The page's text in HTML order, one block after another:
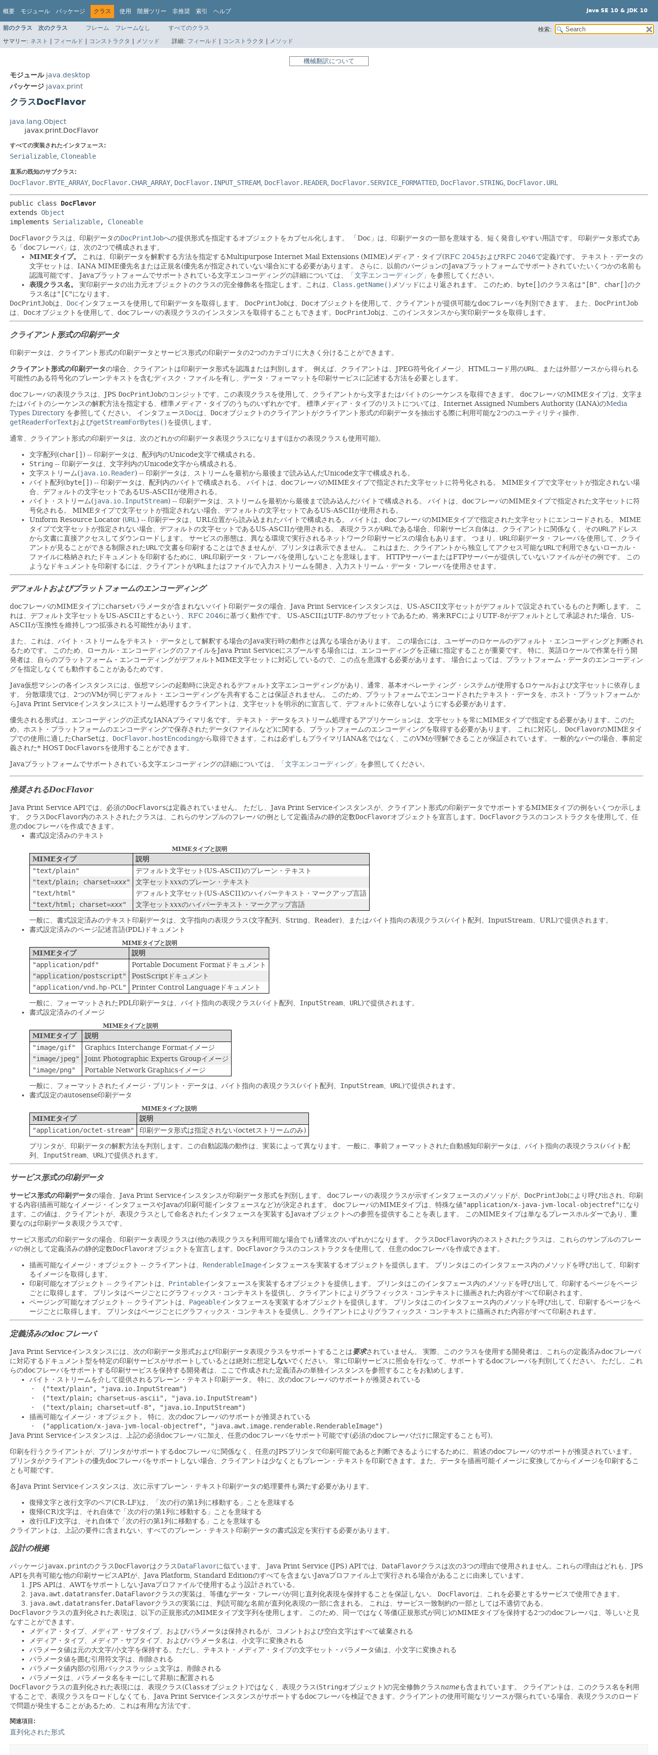
概要 モジュール パッケージ クラス 使用 階層ツリー 非推奨 索引 ヘルプ Java SE 10 & JDK 10
前のクラス 次のクラス フレーム フレームなし すべてのクラス
検索:
サマリー: ネスト | フィールド | コンストラクタ | メソッド 詳細: フィールド | コンストラクタ | メソッド
機械翻訳について
モジュール java.desktop
パッケージ javax.print
クラスDocFlavor
java.lang.Object
javax.print.DocFlavor
すべての実装されたインタフェース:
Serializable Cloneable
直系の既知のサブクラス:
DocFlavor.BYTE_ARRAY DocFlavor.CHAR_ARRAY DocFlavor.INPUT_STREAM DocFlavor.READER DocFlavor.SERVICE_FORMATTED DocFlavor.STRING DocFlavor.URL
public class DocFlavor
extends Object
implements Serializable, Cloneable
DocFlavorクラスは、印刷データのDocPrintJobへの提供形式を指定するオブジェクトをカプセル化します。 「Doc」は、印刷データの一部を意味する、短く発音しやすい用語です。
印刷データ形式であ
る「docフレーバ」は、次の2つで構成されます。
MIMEタイプ。
これは、印刷データを解釈する方法を指定するMultipurpose Internet Mail Extensions (MIME)メディア・タイプ(RFC 2045およびRFC 2046で定義)です。
テキスト・データの
文字セットは、IANA MIME優先名または正規名(優先名が指定されていない場合)にする必要があります。
さらに、以前のバージョンのJavaプラットフォームでサポートされていたいくつかの名前も
認識可能です。
Javaプラットフォームでサポートされている文字エンコーディングの詳細については、 「文字エンコーディング」 を参照してください。
表現クラス名。
実印刷データの出力元オブジェクトのクラスの完全修飾名を指定します。これは、 Class.getName() メソッドにより返されます。 このため、 byte[] のクラス名は"[B" char[] のク
ラス名は"[C"になります。
DocPrintJobは、 Docインタフェースを使用して印刷データを取得します。 DocPrintJobは、 Docオブジェクトを使用して、クライアントが提供可能なdocフレーバを判別できます。 また、 DocPrintJob
は、 Docオブジェクトを使用して、docフレーバの表現クラスのインスタンスを取得することもできます。 DocPrintJobは、このインスタンスから実印刷データを取得します。
クライアント形式の印刷データ
印刷データは、クライアント形式の印刷データとサービス形式の印刷データの2つのカテゴリに大きく分けることができます。
クライアント形式の印刷データの場合、クライアントは印刷データ形式を認識または判別します。 例えば、クライアントは、JPEG符号化イメージ、HTMLコード用のURL 、または外部ソースから得られる
可能性のある符号化のプレーンテキストを含むディスク・ファイルを有し、データ・フォーマットを印刷サービスに記述する方法を必要とします。
docフレーバの表現クラスは、JPS DocPrintJobのコンジットです。この表現クラスを使用して、クライアントから文字またはバイトのシーケンスを取得できます。
docフレーバのMIMEタイプは、文字ま
たはバイトのシーケンスの解釈方法を指定する、標準メディア・タイプのうちのいずれかです。
標準メディア・タイプのリストについては、Internet Assigned Numbers Authority (IANA)のMedia
Types Directory を参照してください。 インタフェースDocは、 Docオブジェクトのクライアントがクライアント形式の印刷データを抽出する際に利用可能な2つのユーティリティ操作、
getReaderForTextおよびgetStreamForBytes()を提供します。
通常、クライアント形式の印刷データは、次のどれかの印刷データ表現クラスになります(ほかの表現クラスも使用可能)。
文字配列(char[] ) -- 印刷データは、配列内のUnicode文字で構成される。
String -- 印刷データは、文字列内のUnicode文字から構成される。
文字ストリーム(java.io.Reader) -- 印刷データは、ストリームを最初から最後まで読み込んだUnicode文字で構成される。
バイト配列(byte[] ) -- 印刷データは、配列内のバイトで構成される。 バイトは、docフレーバのMIMEタイプで指定された文字セットに符号化される。
MIMEタイプで文字セットが指定されない場
合、デフォルトの文字セットであるUS-ASCIIが使用される。
バイト・ストリーム(java.io.InputStream) -- 印刷データは、ストリームを最初から最後まで読み込んだバイトで構成される。
バイトは、docフレーバのMIMEタイプで指定された文字セットに符
号化される。
MIMEタイプで文字セットが指定されない場合、デフォルトの文字セットであるUS-ASCIIが使用される。
Uniform Resource Locator (URL) -- 印刷データは、URL位置から読み込まれたバイトで構成される。 バイトは、docフレーバのMIMEタイプで指定された文字セットにエンコードされる。
MIME
タイプで文字セットが指定されない場合、デフォルトの文字セットであるUS-ASCIIが使用される。
表現クラスがURLである場合、印刷サービス自体は、クライアントに関係なく、そのURLアドレス
から文書に直接アクセスしてダウンロードします。
サービスの形態は、異なる環境で実行されるネットワーク印刷サービスの場合もあります。 つまり、 URL印刷データ・フレーバを使用して、クライ
アントが見ることができる制限されたURLで文書を印刷することはできませんが、プリンタは表示できません。 これはまた、クライアントから独立してアクセス可能なURLで利用できないローカル・
ファイルに格納されたドキュメントを印刷するために、 URL印刷データ・フレーバを使用しないことを意味します。 HTTPサーバーまたはFTPサーバーが提供していないファイルがその例です。
この
ようなドキュメントを印刷するには、クライアントがURLまたはファイルで入力ストリームを開き、入力ストリーム・データ・フレーバを使用させます。
デフォルトおよびプラットフォームのエンコーディング
docフレーバのMIMEタイプにcharsetパラメータが含まれないバイト印刷データの場合、Java Print Serviceインスタンスは、US-ASCII文字セットがデフォルトで設定されているものと判断します。
こ
れは、デフォルト文字セットをUS-ASCIIとするという、 RFC 2046に基づく動作です。
US-ASCIIはUTF-8のサブセットであるため、将来RFCによりUTF-8がデフォルトとして承認された場合、US-
ASCIIが互換性を維持しつつ拡張される可能性があります。
また、これは、バイト・ストリームをテキスト・データとして解釈する場合のJava実行時の動作とは異なる場合があります。
この場合には、ユーザーのロケールのデフォルト・エンコーディングと判断され
るためです。
このため、ローカル・エンコーディングのファイルをJava Print Serviceにスプールする場合には、エンコーディングを正確に指定することが重要です。
特に、英語ロケールで作業を行う開
発者は、自らのプラットフォーム・エンコーディングがデフォルトMIME文字セットに対応しているので、この点を意識する必要があります。
場合によっては、プラットフォーム・データのエンコーディン
グを指定しなくても動作することがあるためです。
Java仮想マシンの各インスタンスには、仮想マシンの起動時に決定されるデフォルト文字エンコーディングがあり、通常、基本オペレーティング・システムが使用するロケールおよび文字セットに依存しま
す。
分散環境では、2つのVMが同じデフォルト・エンコーディングを共有することは保証されません。
このため、プラットフォームでエンコードされたテキスト・データを、ホスト・プラットフォームか
らJava Print Serviceインスタンスにストリーム処理するクライアントは、文字セットを明示的に宣言して、デフォルトに依存しないようにする必要があります。
優先される形式は、エンコーディングの正式なIANAプライマリ名です。
テキスト・データをストリーム処理するアプリケーションは、文字セットを常にMIMEタイプで指定する必要があります。このた
め、ホスト・プラットフォームのエンコーディングで保存されたデータ(ファイルなど)に関する、プラットフォームのエンコーディングを取得する必要があります。
これに対応し、 DocFlavorのMIMEタイ
プでの使用に適したCharSetは、 DocFlavor.hostEncodingから取得できます。これは必ずしもプライマリIANA名ではなく、このVMが理解できることが保証されています。
一般的なバーの場合、事前定
義された* HOST DocFlavorsを使用することができます。
Javaプラットフォームでサポートされている文字エンコーディングの詳細については、 「文字エンコーディング」 を参照してください。
推奨されるDocFlavor
Java Print Service APIでは、必須のDocFlavorsは定義されていません。
ただし、Java Print Serviceインスタンスが、クライアント形式の印刷データでサポートするMIMEタイプの例をいくつか示しま
す。
クラスDocFlavor内のネストされたクラスは、これらのサンプルのフレーバの例として定義済みの静的定数DocFlavorオブジェクトを宣言します。 DocFlavorクラスのコンストラクタを使用して、任
意のdocフレーバを作成できます。
書式設定済みのテキスト
MIMEタイプと説明
MIMEタイプ 説明
"text/plain" デフォルト文字セット(US-ASCII)のプレーン・テキスト
"text/plain; charset=xxx" 文字セットxxxのプレーン・テキスト
"text/html" デフォルト文字セット(US-ASCII)のハイパーテキスト・マークアップ言語
"text/html; charset=xxx" 文字セットxxxのハイパーテキスト・マークアップ言語
一般に、書式設定済みのテキスト印刷データは、文字指向の表現クラス(文字配列、String、Reader)、またはバイト指向の表現クラス(バイト配列、InputStream、URL)で提供されます。
書式設定済みのページ記述言語(PDL)ドキュメント
MIMEタイプと説明
MIMEタイプ 説明
"application/pdf" Portable Document Formatドキュメント
"application/postscript" PostScriptドキュメント
"application/vnd.hp-PCL"
Printer Control Languageドキュメント
一般に、フォーマットされたPDL印刷データは、バイト指向の表現クラス(バイト配列、 InputStream URL)で提供されます。
書式設定済みのイメージ
MIMEタイプと説明
MIMEタイプ 説明
"image/gif" Graphics Interchange Formatイメージ
"image/jpeg" Joint Photographic Experts Groupイメージ
"image/png"
Portable Network Graphicsイメージ
一般に、フォーマットされたイメージ・プリント・データは、バイト指向の表現クラス(バイト配列、 InputStream URL)で提供されます。
書式設定のautosense印刷データ
MIMEタイプと説明
MIMEタイプ 説明
"application/octet-stream"
印刷データ形式は指定されない(octetストリームのみ)
プリンタが、印刷データの解釈方法を判別します。この自動認識の動作は、実装によって異なります。
一般に、事前フォーマットされた自動感知印刷データは、バイト指向の表現クラス(バイト配
列、 InputStream URL)で提供されます。
サービス形式の印刷データ
サービス形式の印刷データの場合、Java Print Serviceインスタンスが印刷データ形式を判別します。 docフレーバの表現クラスが示すインタフェースのメソッドが、 DocPrintJobにより呼び出され、印刷
する内容(描画可能なイメージ・インタフェースやJavaの印刷可能インタフェースなど)が決定されます。
docフレーバのMIMEタイプは、特殊な値"application/x-java-jvm-local-objectref"になり
ます。この値は、クライアントが、表現クラスとして命名されたインタフェースを実装するJavaオブジェクトへの参照を提供することを表します。
このMIMEタイプは単なるプレースホルダーであり、重
要なのは印刷データ表現クラスです。
サービス形式の印刷データの場合、印刷データ表現クラスは(他の表現クラスを利用可能な場合でも)通常次のいずれかになります。 クラスDocFlavor内のネストされたクラスは、これらのサンプルのフレー
バの例として定義済みの静的定数DocFlavorオブジェクトを宣言します。 DocFlavorクラスのコンストラクタを使用して、任意のdocフレーバを作成できます。
描画可能なイメージ・オブジェクト -- クライアントは、 RenderableImageインタフェースを実装するオブジェクトを提供します。
プリンタはこのインタフェース内のメソッドを呼び出して、印刷す
るイメージを取得します。
印刷可能なオブジェクト -- クライアントは、 Printableインタフェースを実装するオブジェクトを提供します。
プリンタはこのインタフェース内のメソッドを呼び出して、印刷するページをページ
ごとに取得します。
プリンタはページごとにグラフィックス・コンテキストを提供し、クライアントによりグラフィックス・コンテキストに描画された内容がすべて印刷されます。
ページング可能なオブジェクト -- クライアントは、 Pageableインタフェースを実装するオブジェクトを提供します。
プリンタはこのインタフェース内のメソッドを呼び出して、印刷するページをペ
ージごとに取得します。
プリンタはページごとにグラフィックス・コンテキストを提供し、クライアントによりグラフィックス・コンテキストに描画された内容がすべて印刷されます。
定義済みのdocフレーバ
Java Print Serviceインスタンスには、次の印刷データ形式および印刷データ表現クラスをサポートすることは要求されていません。
実際、このクラスを使用する開発者は、これらの定義済みdocフレーバ
に対応するドキュメント型を特定の印刷サービスがサポートしているとは絶対に想定 しないでください。 常に印刷サービスに照会を行なって、サポートするdocフレーバを判別してください。
ただし、これ
らのdocフレーバをサポートする印刷サービスを保持する開発者は、ここで作成された定義済みの単独インスタンスを参照することをお勧めします。
バイト・ストリームを介して提供されるプレーン・テキスト印刷データ。
特に、次のdocフレーバのサポートが推奨されている
・
("text/plain", "java.io.InputStream")
・ ("text/plain; charset=us-ascii", "java.io.InputStream")
・ ("text/plain; charset=utf-8", "java.io.InputStream")
描画可能なイメージ・オブジェクト。
特に、次のdocフレーバのサポートが推奨されている
・
("application/x-java-jvm-local-objectref", "java.awt.image.renderable.RenderableImage")
Java Print Serviceインスタンスは、上記の必須docフレーバに加え、任意のdocフレーバをサポート可能です(必須のdocフレーバだけに限定することも可)。
印刷を行うクライアントが、プリンタがサポートするdocフレーバに関係なく、任意のJPSプリンタで印刷可能であると判断できるようにするために、前述のdocフレーバのサポートが推奨されています。
プリンタがクライアントの優先docフレーバをサポートしない場合、クライアントは少なくともプレーン・テキストを印刷できます。また、データを描画可能イメージに変換してからイメージを印刷するこ
とも可能です。
各Java Print Serviceインスタンスは、次に示すプレーン・テキスト印刷データの処理要件も満たす必要があります。
復帰文字と改行文字のペア(CR-LF)は、「次の行の第1列に移動する」ことを意味する
復帰(CR)文字は、それ自体で「次の行の第1列に移動する」ことを意味する
改行(LF)文字は、それ自体で「次の行の第1列に移動する」ことを意味する
クライアントは、上記の要件に含まれない、すべてのプレーン・テキスト印刷データの書式設定を実行する必要があります。
設計の根拠
パッケージjavax.printのクラスDocFlavorはクラスDataFlavorに似ています。 Java Print Service (JPS) APIでは、 DataFlavorクラスは次の3つの理由で使用されません。これらの理由はどれも、JPS
APIを共有可能な他の印刷サービスAPIが、Java Platform, Standard Editionのすべてを含まないJavaプロファイル上で実行される場合があることに由来しています。
JPS APIは、AWTをサポートしないJavaプロファイルで使用するよう設計されている。
java.awt.datatransfer.DataFlavorクラスの実装は、等価なデータ・フレーバが同じ直列化表現を保持することを保証しない。 DocFlavorは、これを必要とするサービスで使用できます。
java.awt.datatransfer.DataFlavorクラスの実装には、判読可能な名前が直列化表現の一部に含まれる。 これは、サービス一致制約の一部としては不適切である。
DocFlavorクラスの直列化された表現は、以下の正規形式のMIMEタイプ文字列を使用します。
このため、同一ではなく等価(正規形式が同じ)のMIMEタイプを保持する2つのdocフレーバは、等しいと見
なすことができます。
メディア・タイプ、メディア・サブタイプ、およびパラメータは保持されるが、コメントおよび空白文字はすべて破棄される
メディア・タイプ、メディア・サブタイプ、およびパラメータ名は、小文字に変換される
パラメータ値は元の大文字/小文字を保持する。ただし、テキスト・メディア・タイプの文字セット・パラメータ値は、小文字に変換される
パラメータ値を囲む引用符文字は、削除される
パラメータ値内部の引用バックスラッシュ文字は、削除される
パラメータは、パラメータ名をキーにして昇順に配置される
DocFlavorクラスの直列化された表現には、表現クラス(Classオブジェクト)ではなく、表現クラス(Stringオブジェクト)の完全修飾クラスnameも含まれています。
クライアントは、このクラス名を利用
することで、表現クラスをロードしなくても、Java Print Serviceインスタンスがサポートするdocフレーバを検証できます。クライアントの使用可能なリソースが限られている場合、表現クラスのロード
で問題が発生することがあるため、これは有用な方法です。
関連項目:
直列化された形式